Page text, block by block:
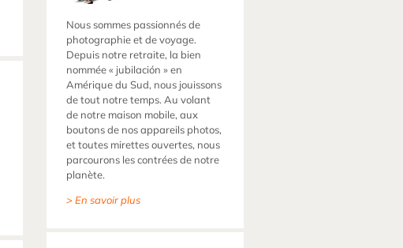
Nous sommes passionnés de
photographie et de voyage.
Depuis notre retraite, la bien
nommée « jubilación » en
Amérique du Sud, nous jouissons
de tout notre temps. Au volant
de notre maison mobile, aux
boutons de nos appareils photos,
et toutes mirettes ouvertes, nous
parcourons les contrées de notre
planète.
> En savoir plus